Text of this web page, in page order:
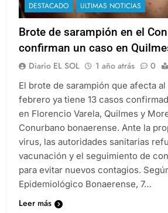
DESTACADO ULTIMAS NOTICIAS
Brote de sarampión en el
confirman un caso en
Diario EL SOL 1 año atrás 0
El brote de sarampión que afecta
febrero ya tiene 13 casos
en Florencio Varela, Quilmes y
Conurbano bonaerense. Ante la
virus, las autoridades sanitarias
vacunación y el seguimiento de
para evitar nuevos contagios.
Epidemiológico Bonaerense, 7…
Leer más